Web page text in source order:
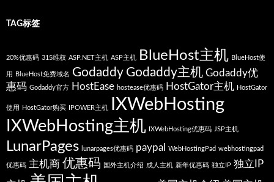
TAG标签
20%优惠码 315维权 ASP.NET主机 ASP主机 BlueHost主机 BlueHost使
用 BlueHost免费域名 Godaddy Godaddy主机 Godaddy优
惠码 Godaddy官方 HostEase hostease优惠码 HostGator主机 HostGator
使用 HostGator购买 IPOWER主机 IXWebHosting
IXWebHosting主机 IXWebHosting优惠码 JSP主机
LunarPages lunarpages优惠码 paypal WebHostingPad webhostingpad
优惠码 主机商 优惠码 国外主机介绍 成人主机 新年优惠码 独立IP 独立IP